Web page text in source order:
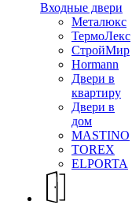
Входные двери
Металюкс
ТермоЛекс
СтройМир
Hormann
Двери в
квартиру
Двери в
дом
MASTINO
TOREX
ELPORTA